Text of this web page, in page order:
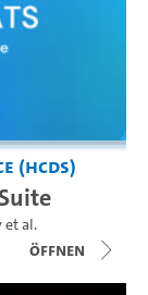
(HCDS)
et al.
Öffnen